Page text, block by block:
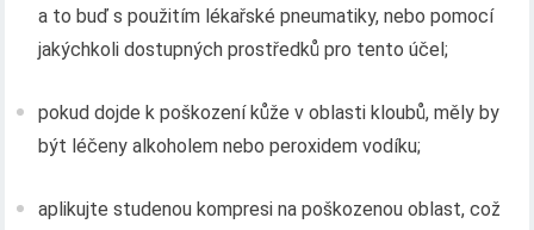
a to buď s použitím lékařské pneumatiky, nebo pomocí
jakýchkoli dostupných prostředků pro tento účel;
pokud dojde k poškození kůže v oblasti kloubů, měly by
být léčeny alkoholem nebo peroxidem vodíku;
aplikujte studenou kompresi na poškozenou oblast, což